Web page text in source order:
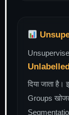
दिया जाता
Groups